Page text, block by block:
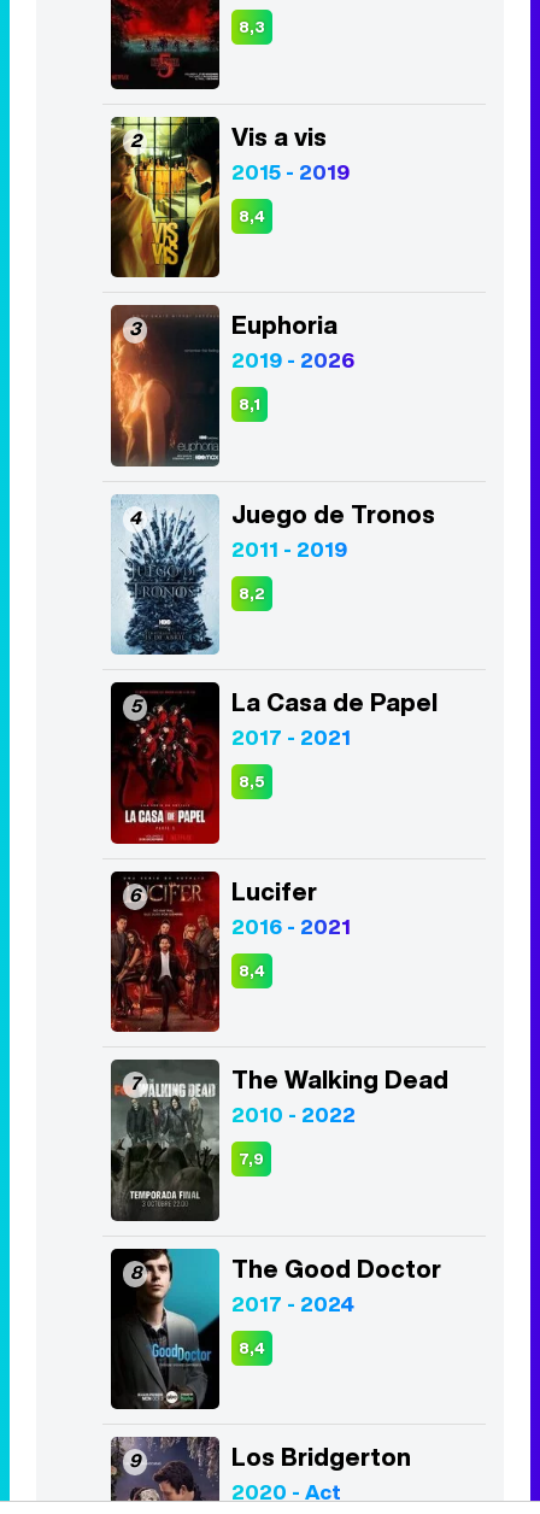
8,3
2 Vis a vis
2015 - 2019
8,4
3 Euphoria
2019 - 2026
8,1
4 Juego de Tronos
2011 - 2019
8,2
5 La Casa de Papel
2017 - 2021
8,5
6 Lucifer
2016 - 2021
8,4
7 The Walking Dead
2010 - 2022
7,9
8 The Good Doctor
2017 - 2024
8,4
9 Los Bridgerton
2020 - Act